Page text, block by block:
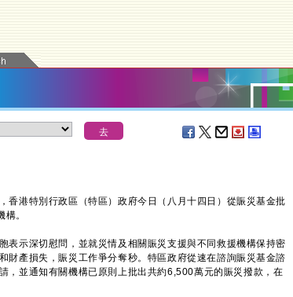
港特別行政區（特區）政府今日（八月十四日）從賑災基金批
。
示深切慰問，並就災情及相關賑災支援與不同救援機構保持密
財產損失，賑災工作爭分奪秒。特區政府從速在諮詢賑災基金諮
，並通知有關機構已原則上批出共約6,500萬元的賑災撥款，在